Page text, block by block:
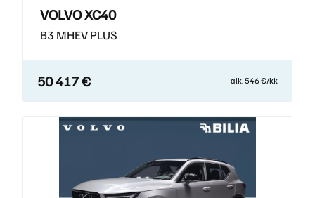
VOLVO XC40
B3 MHEV PLUS
50 417 € alk. 546 €/kk